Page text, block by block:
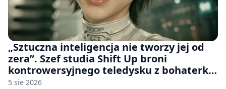
„Sztuczna inteligencja nie tworzy jej od
zera”. Szef studia Shift Up broni
kontrowersyjnego teledysku z bohaterką
Stellar Blade: Blood Rain
5 sie 2026